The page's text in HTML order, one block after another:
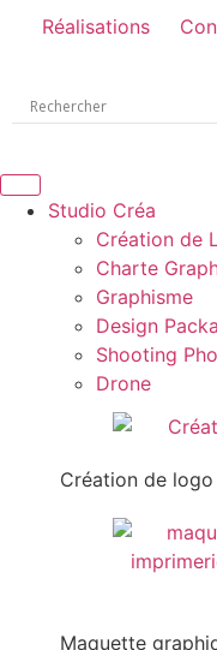
Réalisations
Studio Créa
Création de
Charte
Graphisme
Design
Shooting
Drone
Création de logo
Maquette